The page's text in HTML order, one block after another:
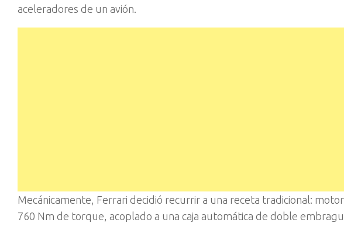
aceleradores de un avión.
Mecánicamente, Ferrari decidió recurrir a una receta tradicional:
760 Nm de torque, acoplado a una caja automática de doble